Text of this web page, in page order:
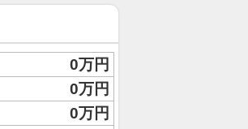
0万円
0万円
0万円